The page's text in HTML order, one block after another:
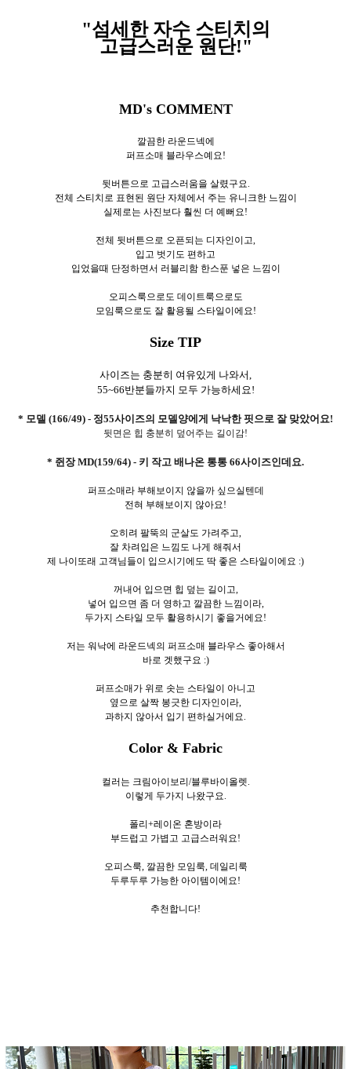
"섬세한 자수 스티치의
고급스러운 원단!"
MD's COMMENT
깔끔한 라운드넥에
퍼프소매 블라우스예요!
뒷버튼으로 고급스러움을 살렸구요.
전체 스티치로 표현된 원단 자체에서 주는 유니크한 느낌이
실제로는 사진보다 훨씬 더 예뻐요!
전체 뒷버튼으로 오픈되는 디자인이고,
입고 벗기도 편하고
입었을때 단정하면서 러블리함 한스푼 넣은 느낌이
오피스룩으로도 데이트룩으로도
모임룩으로도 잘 활용될 스타일이에요!
Size TIP
사이즈는 충분히 여유있게 나와서,
55~66반분들까지 모두 가능하세요!
* 모델 (166/49) - 정55사이즈의 모델양에게 낙낙한 핏으로 잘 맞았어요!
뒷면은 힙 충분히 덮어주는 길이감!
* 쥔장 MD(159/64) - 키 작고 배나온 통통 66사이즈인데요.
퍼프소매라 부해보이지 않을까 싶으실텐데
전혀 부해보이지 않아요!
오히려 팔뚝의 군살도 가려주고,
잘 차려입은 느낌도 나게 해줘서
제 나이또래 고객님들이 입으시기에도 딱 좋은 스타일이에요 :)
꺼내어 입으면 힙 덮는 길이고,
넣어 입으면 좀 더 영하고 깔끔한 느낌이라,
두가지 스타일 모두 활용하시기 좋을거에요!
저는 워낙에 라운드넥의 퍼프소매 블라우스 좋아해서
바로 겟했구요 :)
퍼프소매가 위로 솟는 스타일이 아니고
옆으로 살짝 봉긋한 디자인이라,
과하지 않아서 입기 편하실거에요.
Color & Fabric
컬러는 크림아이보리/블루바이올렛.
이렇게 두가지 나왔구요.
폴리+레이온 혼방이라
부드럽고 가볍고 고급스러워요!
오피스룩, 깔끔한 모임룩, 데일리룩
두루두루 가능한 아이템이에요!
추천합니다!